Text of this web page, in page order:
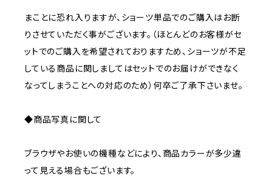
まことに恐れ入りますが、ショーツ単品でのご購入はお断
りさせていただく事がございます。（ほとんどのお客様がセ
ットでのご購入を希望されておりますため、ショーツが不足
している商品に関しましてはセットでのお届けができなく
なってしまうことへの対応のため）何卒ご了承下さいませ。
◆商品写真に関して
ブラウザやお使いの機種などにより、商品カラーが多少違
って見える場合もございます。